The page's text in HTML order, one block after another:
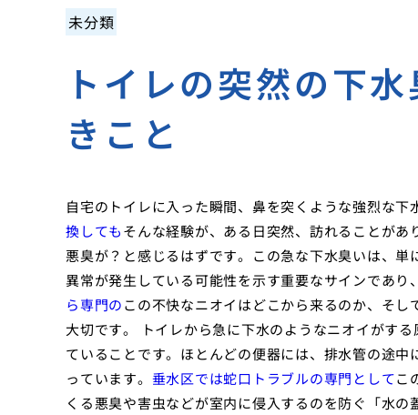
未分類
トイレの突然の下
きこと
自宅のトイレに入った瞬間、鼻を突くような強烈な下
換してもそんな経験が、ある日突然、訪れることが
悪臭が？と感じるはずです。この急な下水臭いは、
異常が発生している可能性を示す重要なサインであ
ら専門のこの不快なニオイはどこから来るのか、そ
大切です。 トイレから急に下水のようなニオイがす
ていることです。ほとんどの便器には、排水管の途
っています。 垂水区では蛇口トラブルの専門としてこ
くる悪臭や害虫などが室内に侵入するのを防ぐ「水